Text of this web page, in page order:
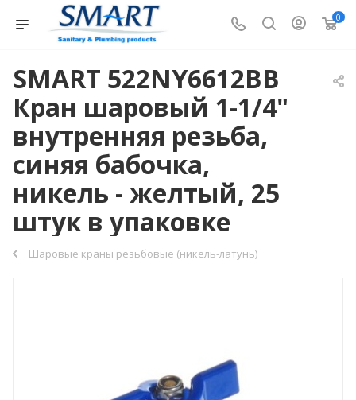
0
SMART 522NY6612BB
Кран шаровый 1-1/4"
внутренняя резьба,
синяя бабочка,
никель - желтый, 25
штук в упаковке
Шаровые краны резьбовые (никель-латунь)